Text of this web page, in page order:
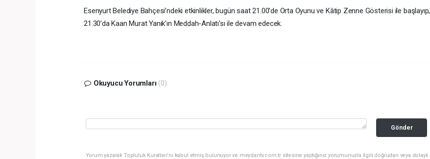
Esenyurt Belediye Bahçesi’ndeki etkinlikler, bugün saat 21.00’de Orta Oyunu ve Kâtip Zenne Gösterisi ile başlayıp,
21.30’da Kaan Murat Yanık’ın Meddah-Anlatı'sı ile devam edecek.
Okuyucu Yorumları (0)
Gönder
Yorum yazarak Topluluk Kuralları’nı kabul etmiş bulunuyor ve meydantv.com.tr sitesine yaptığınız yorumunuzla ilgili doğrudan veya dolaylı